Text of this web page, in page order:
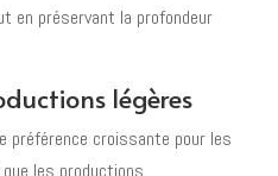
en préservant la profondeur
légères
préférence croissante pour les